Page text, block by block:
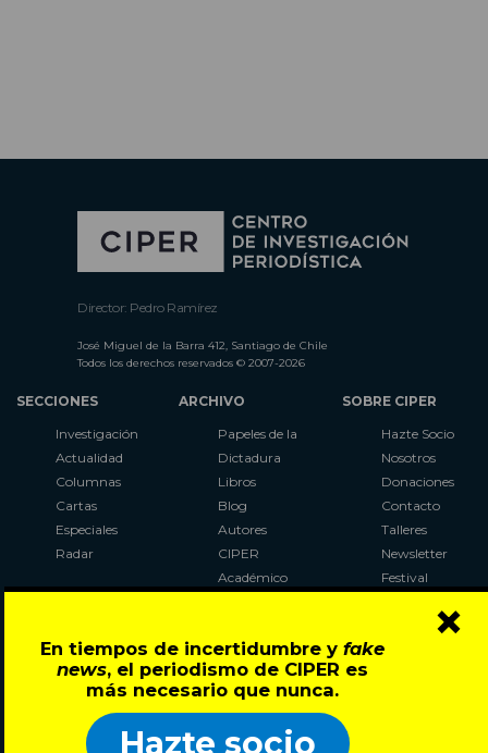
En tiempos de incertidumbre y fake
news, el periodismo de CIPER es
más necesario que nunca.
Hazte socio
×
Director: Pedro Ramírez
José Miguel de la Barra 412, Santiago de Chile
Todos los derechos reservados © 2007-2026
SECCIONES
Investigación
Actualidad
Columnas
Cartas
Especiales
Radar
ARCHIVO
Papeles de la
Dictadura
Libros
Blog
Autores
CIPER
Académico
Al Plebiscito
con CIPER
SOBRE CIPER
Hazte Socio
Nosotros
Donaciones
Contacto
Talleres
Newsletter
Festival